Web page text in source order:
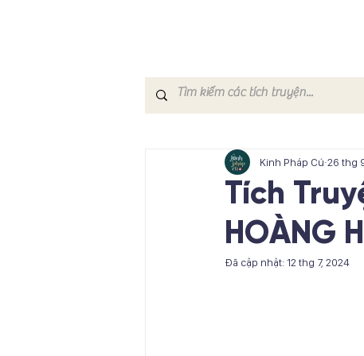
Tích
HOÀNG
Kinh Pháp Cú 26 thg
Đã cập nhật:12 thg 7, 2024